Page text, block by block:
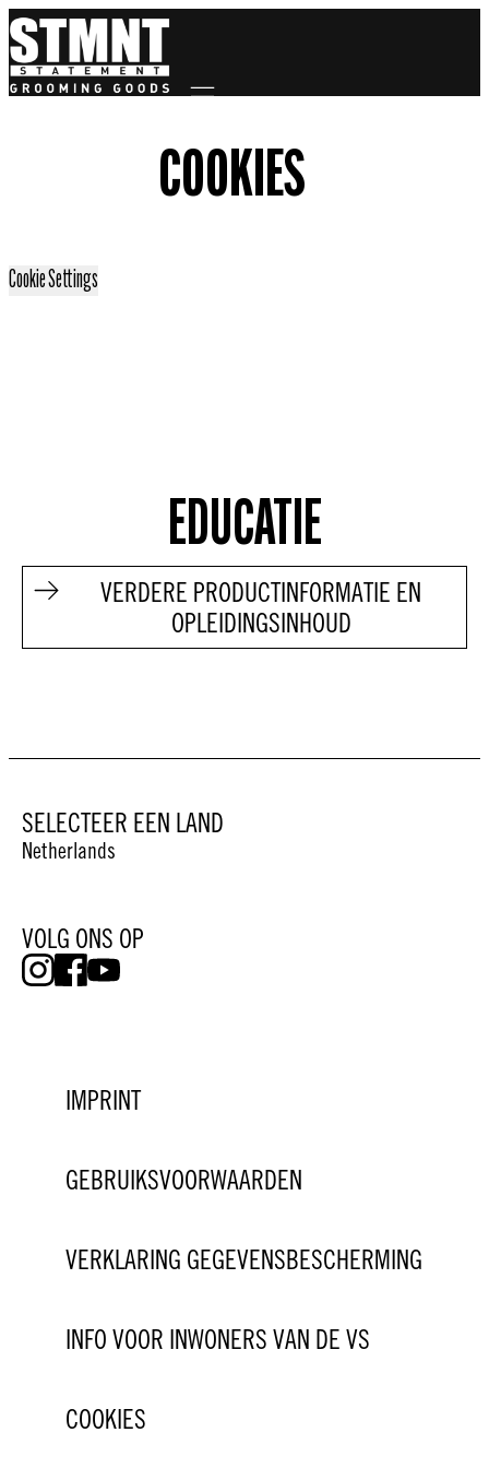
COOKIES
Cookie Settings
EDUCATIE
VERDERE PRODUCTINFORMATIE EN
OPLEIDINGSINHOUD
SELECTEER EEN LAND
Netherlands
VOLG ONS OP
IMPRINT
GEBRUIKSVOORWAARDEN
VERKLARING GEGEVENSBESCHERMING
INFO VOOR INWONERS VAN DE VS
COOKIES